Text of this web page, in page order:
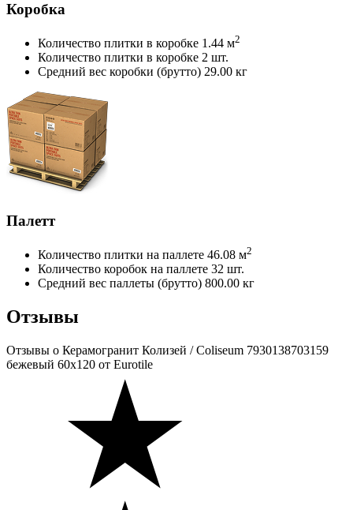
Коробка
Количество плитки в коробке 1.44 м2
Количество плитки в коробке 2 шт.
Средний вес коробки (брутто) 29.00 кг
Палетт
Количество плитки на паллете 46.08 м2
Количество коробок на паллете 32 шт.
Средний вес паллеты (брутто) 800.00 кг
Отзывы
Отзывы о Керамогранит Колизей / Coliseum 7930138703159
бежевый 60x120 от Eurotile